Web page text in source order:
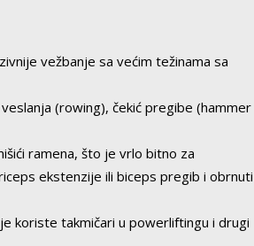
vežbanje sa većim težinama sa
(rowing), čekić pregibe (hammer
ramena, što je vrlo bitno za
ekstenzije ili biceps pregib i obrnuti
koriste takmičari u powerliftingu i drugi